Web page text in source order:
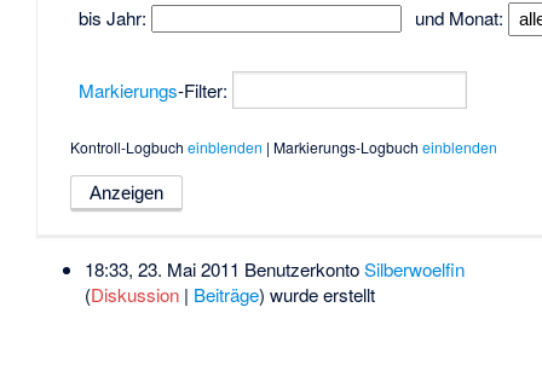
bis Jahr: und Monat:
Markierungs-Filter:
Kontroll-Logbuch einblenden | Markierungs-Logbuch einblenden
18:33, 23. Mai 2011 BenutzerkontoSilberwoelfin
(Diskussion | Beiträge) wurde erstellt